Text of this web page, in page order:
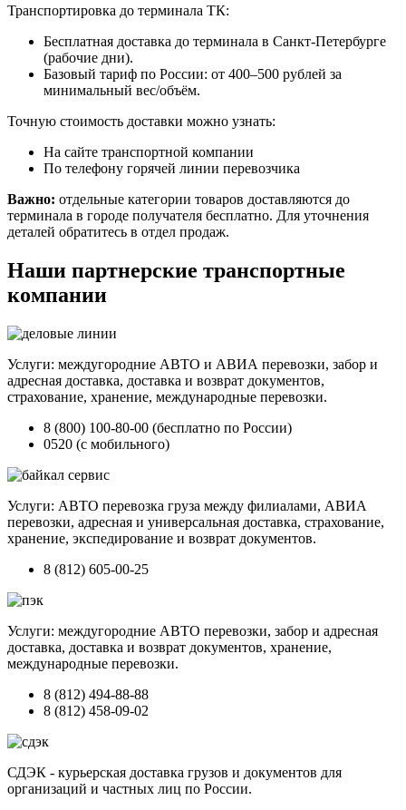
Транспортировка до терминала ТК:
Бесплатная доставка до терминала в Санкт-Петербурге
(рабочие дни).
Базовый тариф по России: от 400–500 рублей за
минимальный вес/объём.
Точную стоимость доставки можно узнать:
На сайте транспортной компании
По телефону горячей линии перевозчика
Важно: отдельные категории товаров доставляются до
терминала в городе получателя бесплатно. Для уточнения
деталей обратитесь в отдел продаж.
Наши партнерские транспортные
компании
Услуги: междугородние АВТО и АВИА перевозки, забор и
адресная доставка, доставка и возврат документов,
страхование, хранение, международные перевозки.
8 (800) 100-80-00 (бесплатно по России)
0520 (с мобильного)
Услуги: АВТО перевозка груза между филиалами, АВИА
перевозки, адресная и универсальная доставка, страхование,
хранение, экспедирование и возврат документов.
8 (812) 605-00-25
Услуги: междугородние АВТО перевозки, забор и адресная
доставка, доставка и возврат документов, хранение,
международные перевозки.
8 (812) 494-88-88
8 (812) 458-09-02
СДЭК - курьерская доставка грузов и документов для
организаций и частных лиц по России.